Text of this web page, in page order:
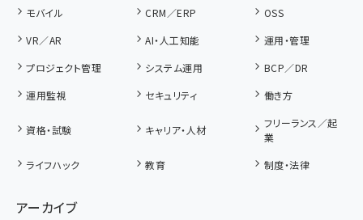
モバイル
CRM／ERP
OSS
VR／AR
AI・人工知能
運用・管理
プロジェクト管理
システム運用
BCP／DR
運用監視
セキュリティ 働き方
資格・試験 キャリア・人材
フリーランス／起
業
ライフハック
教育 制度・法律
アーカイブ